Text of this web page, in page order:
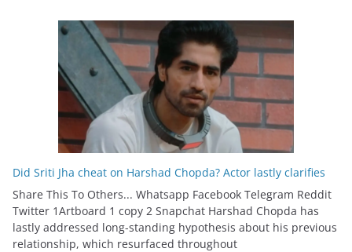
Did Sriti Jha cheat on Harshad Chopda? Actor lastly clarifies
Share This To Others... Whatsapp Facebook Telegram Reddit
Twitter 1Artboard 1 copy 2 Snapchat Harshad Chopda has
lastly addressed long-standing hypothesis about his previous
relationship, which resurfaced throughout